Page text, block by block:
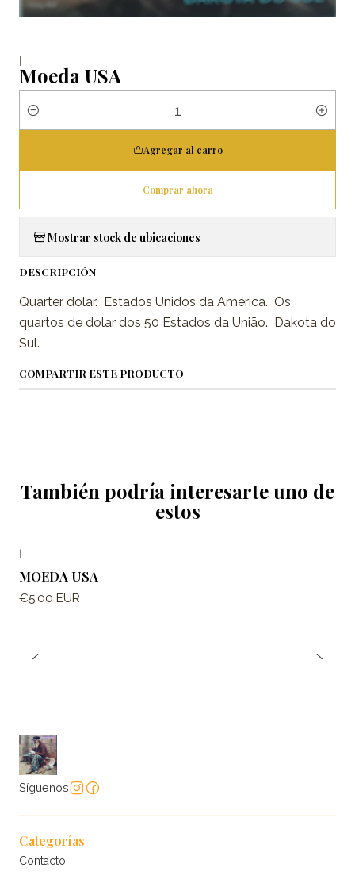
|
Moeda USA
Cantidad
Agregar al carro
Comprar ahora
Mostrar stock de ubicaciones
DESCRIPCIÓN
Quarter dolar. Estados Unidos da América. Os
quartos de dolar dos 50 Estados da União. Dakota do
Sul.
COMPARTIR ESTE PRODUCTO
También podría interesarte uno de
estos
MOEDA USA
€5,00 EUR
Síguenos
Categorías
Contacto